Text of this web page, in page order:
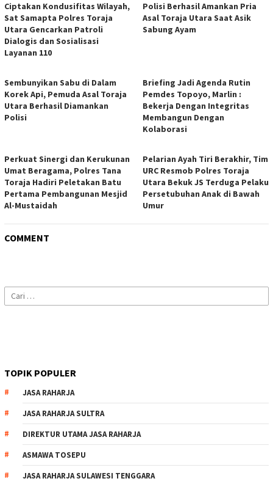
Ciptakan Kondusifitas Wilayah,
Sat Samapta Polres Toraja
Utara Gencarkan Patroli
Dialogis dan Sosialisasi
Layanan 110
Polisi Berhasil Amankan Pria
Asal Toraja Utara Saat Asik
Sabung Ayam
Sembunyikan Sabu di Dalam
Korek Api, Pemuda Asal Toraja
Utara Berhasil Diamankan
Polisi
Briefing Jadi Agenda Rutin
Pemdes Topoyo, Marlin :
Bekerja Dengan Integritas
Membangun Dengan
Kolaborasi
Perkuat Sinergi dan Kerukunan
Umat Beragama, Polres Tana
Toraja Hadiri Peletakan Batu
Pertama Pembangunan Mesjid
Al-Mustaidah
Pelarian Ayah Tiri Berakhir, Tim
URC Resmob Polres Toraja
Utara Bekuk JS Terduga Pelaku
Persetubuhan Anak di Bawah
Umur
COMMENT
Cari
untuk:
TOPIK POPULER
JASA RAHARJA
JASA RAHARJA SULTRA
DIREKTUR UTAMA JASA RAHARJA
ASMAWA TOSEPU
JASA RAHARJA SULAWESI TENGGARA